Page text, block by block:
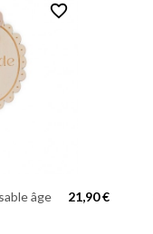
favorite_border
âge
21,90 €